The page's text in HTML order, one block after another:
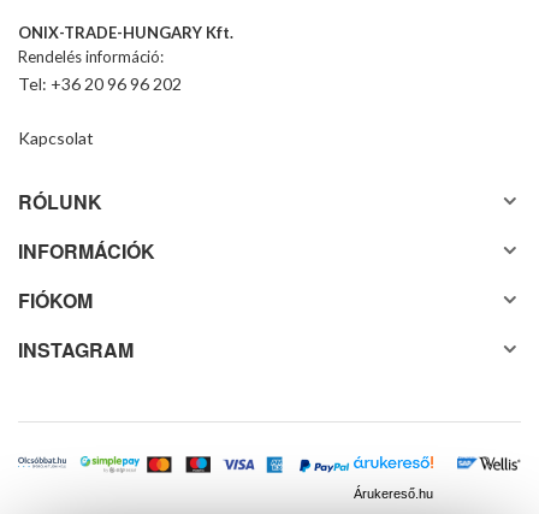
ONIX-TRADE-HUNGARY Kft.
Rendelés információ:
Tel: +36 20 96 96 202
Kapcsolat
RÓLUNK
INFORMÁCIÓK
FIÓKOM
INSTAGRAM
Árukereső.hu